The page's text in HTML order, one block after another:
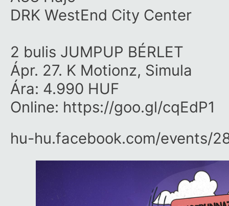
DRK WestEnd City Center
2 bulis JUMPUP BÉRLET
Ápr. 27. K Motionz, Simula
Ára: 4.990 HUF
Online: https:/​/​goo.gl/​cqEdP1
hu-hu.facebook.com/​events/​